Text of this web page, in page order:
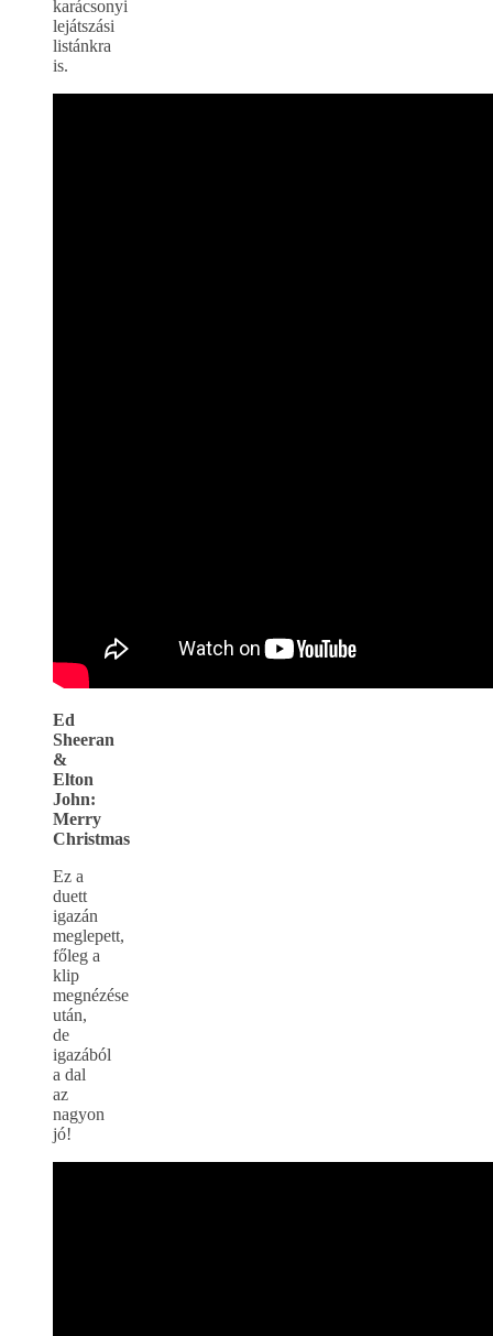
karácsonyi
lejátszási
listánkra
is.
Ed
Sheeran
&
Elton
John:
Merry
Christmas
Ez a
duett
igazán
meglepett,
főleg a
klip
megnézése
után,
de
igazából
a dal
az
nagyon
jó!